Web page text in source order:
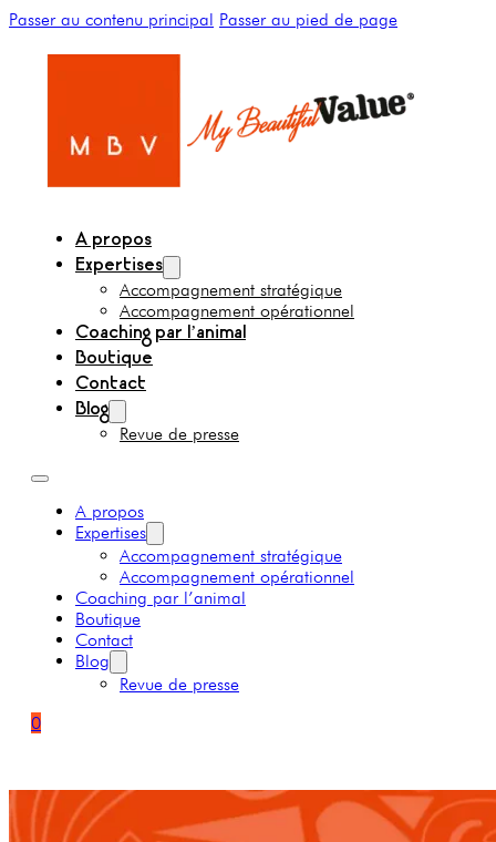
Passer au contenu principal Passer au pied de page
A propos
Expertises
Accompagnement stratégique
Accompagnement opérationnel
Coaching par l’animal
Boutique
Contact
Blog
Revue de presse
A propos
Expertises
Accompagnement stratégique
Accompagnement opérationnel
Coaching par l’animal
Boutique
Contact
Blog
Revue de presse
0